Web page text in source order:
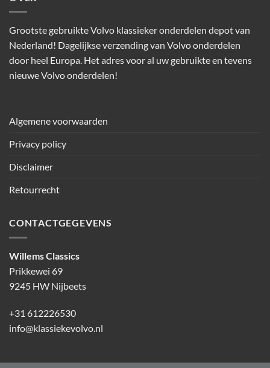
Grootste gebruikte Volvo klassieker onderdelen depot van
Nederland! Dagelijkse verzending van Volvo onderdelen
door heel Europa. Het adres voor al uw gebruikte en tevens
nieuwe Volvo onderdelen!
Algemene voorwaarden
Privacy policy
Disclaimer
Retourrecht
CONTACTGEGEVENS
Willems Classics
Prikkewei 69
9245 HW Nijbeets
+31 612226530
info@klassiekevolvo.nl